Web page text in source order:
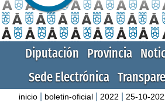
Diputación Provincia
Sede Electrónica
inicio boletin-oficial 2022 25-10-